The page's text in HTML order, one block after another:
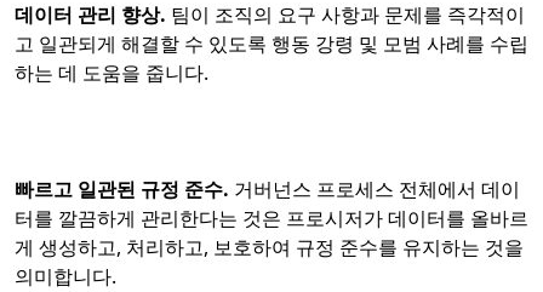
데이터 관리 향상. 팀이 조직의 요구 사항과 문제를 즉각적이
고 일관되게 해결할 수 있도록 행동 강령 및 모범 사례를 수립
하는 데 도움을 줍니다.
빠르고 일관된 규정 준수. 거버넌스 프로세스 전체에서 데이
터를 깔끔하게 관리한다는 것은 프로시저가 데이터를 올바르
게 생성하고, 처리하고, 보호하여 규정 준수를 유지하는 것을
의미합니다.